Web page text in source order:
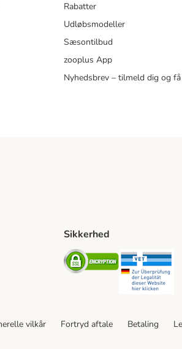
Rabatter
Udløbsmodeller
Sæsontilbud
zooplus App
Nyhedsbrev – tilmeld dig og
Sikkerhed
Security
vilkår Fortryd aftale Betaling